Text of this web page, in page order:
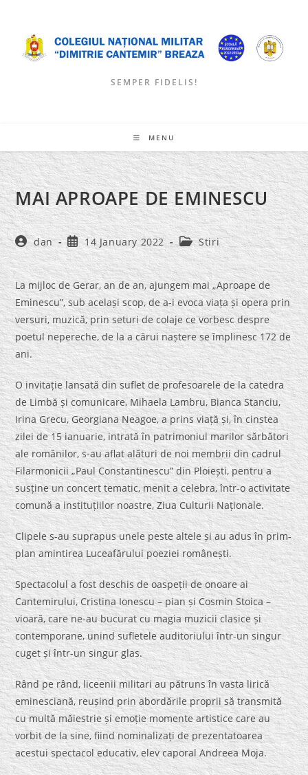
content
SEMPER FIDELIS!
MENU
MAI APROAPE DE EMINESCU
Post
author:
dan
Post
published:
14 January 2022
Post
category:
Stiri
La mijloc de Gerar, an de an, ajungem mai „Aproape de
Eminescu”, sub același scop, de a-i evoca viața și opera prin
versuri, muzică, prin seturi de colaje ce vorbesc despre
poetul nepereche, de la a cărui naștere se împlinesc 172 de
ani.
O invitație lansată din suflet de profesoarele de la catedra
de Limbă și comunicare, Mihaela Lambru, Bianca Stanciu,
Irina Grecu, Georgiana Neagoe, a prins viață și, în cinstea
zilei de 15 ianuarie, intrată în patrimoniul marilor sărbători
ale românilor, s-au aflat alături de noi membrii din cadrul
Filarmonicii „Paul Constantinescu” din Ploiești, pentru a
susține un concert tematic, menit a celebra, într-o activitate
comună a instituțiilor noastre, Ziua Culturii Naționale.
Clipele s-au suprapus unele peste altele și au adus în prim-
plan amintirea Luceafărului poeziei românești.
Spectacolul a fost deschis de oaspeții de onoare ai
Cantemirului, Cristina Ionescu – pian și Cosmin Stoica –
vioară, care ne-au bucurat cu magia muzicii clasice și
contemporane, unind sufletele auditoriului într-un singur
cuget și într-un singur glas.
Rând pe rând, liceenii militari au pătruns în vasta lirică
eminesciană, reușind prin abordările proprii să transmită
cu multă măiestrie și emoție momente artistice care au
vorbit de la sine, fiind nominalizați de prezentatoarea
acestui spectacol educativ, elev caporal Andreea Moja.